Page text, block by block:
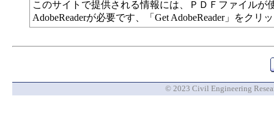
このサイトで提供される情報には、ＰＤＦファイル
AdobeReaderが必要です、「Get AdobeReader」をク
© 2023 Civil Engineering